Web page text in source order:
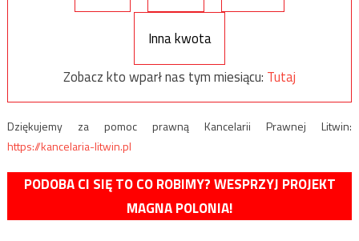
Inna kwota
Zobacz kto wparł nas tym miesiącu: Tutaj
Dziękujemy za pomoc prawną Kancelarii Prawnej Litwin:
https://kancelaria-litwin.pl
PODOBA CI SIĘ TO CO ROBIMY? WESPRZYJ PROJEKT
MAGNA POLONIA!